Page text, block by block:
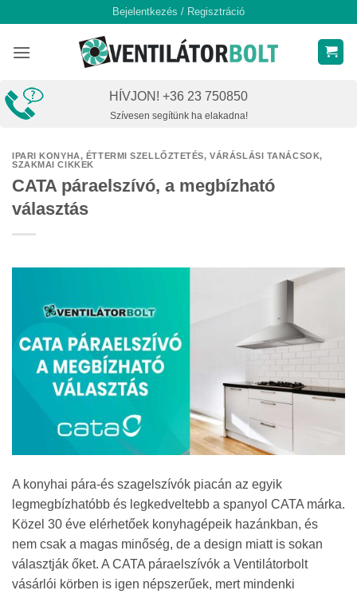
content
Bejelentkezés / Regisztráció
HÍVJON! +36 23 750850
Szívesen segítünk ha elakadna!
IPARI KONYHA, ÉTTERMI SZELLŐZTETÉS,VÁRÁSLÁSI TANÁCSOK,
SZAKMAI CIKKEK
CATA páraelszívó, a megbízható
választás
A konyhai pára-és szagelszívók piacán az egyik
legmegbízhatóbb és legkedveltebb a spanyol CATA márka.
Közel 30 éve elérhetőek konyhagépeik hazánkban, és
nem csak a magas minőség, de a design miatt is sokan
választják őket. A CATA páraelszívók a Ventilátorbolt
vásárlói körben is igen népszerűek, mert mindenki